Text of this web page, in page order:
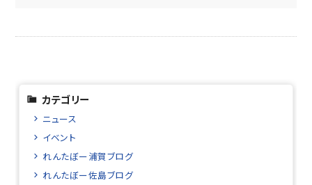
カテゴリー
ニュース
イベント
れんたぼー浦賀ブログ
れんたぼー佐島ブログ